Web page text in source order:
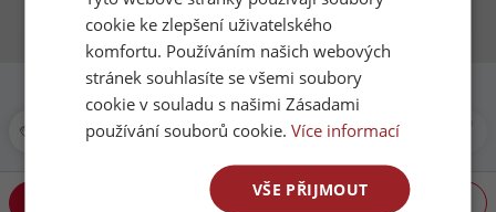
Interiér
31.8.2026 a dárek k zakázce nad 50
000,- Kč
Využijte naši nabídku na 33%
slevu na vestavěné skříně a
kávovar k zakázce nad 50
cookie ke zlepšení uživatelského
komfortu. Používáním našich webových
stránek souhlasíte se všemi soubory
cookie v souladu s našimi Zásadami
používání souborů cookie.Více informací
VŠE PŘIJMOUT